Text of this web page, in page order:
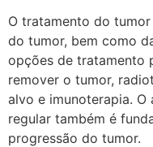
O tratamento do
do tumor, bem como
opções de tratamento
remover o tumor,
alvo e imunoterapia. O
regular também é
progressão do tumor.